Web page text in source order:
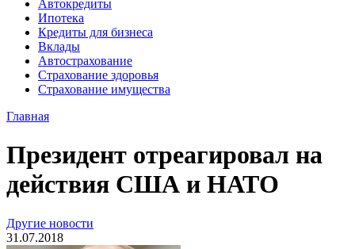
Автокредиты
Ипотека
Кредиты для бизнеса
Вклады
Автострахование
Страхование здоровья
Страхование имущества
Главная
Президент отреагировал на
действия США и НАТО
Другие новости
31.07.2018